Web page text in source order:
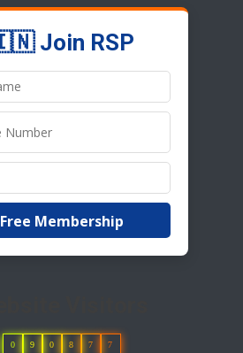
Join RSP
Free Membership
0 9 0 8 7 7